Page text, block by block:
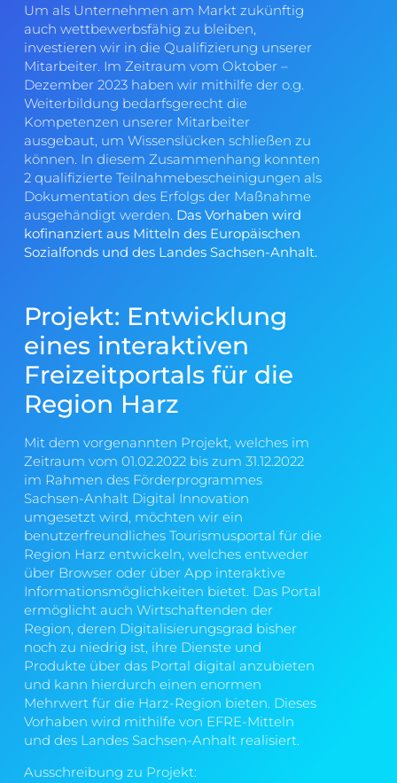
Um als Unternehmen am Markt zukünftig
auch wettbewerbsfähig zu bleiben,
investieren wir in die Qualifizierung unserer
Mitarbeiter. Im Zeitraum vom Oktober –
Dezember 2023 haben wir mithilfe der o.g.
Weiterbildung bedarfsgerecht die
Kompetenzen unserer Mitarbeiter
ausgebaut, um Wissenslücken schließen zu
können. In diesem Zusammenhang konnten
2 qualifizierte Teilnahmebescheinigungen als
Dokumentation des Erfolgs der Maßnahme
ausgehändigt werden. Das Vorhaben wird
kofinanziert aus Mitteln des Europäischen
Sozialfonds und des Landes Sachsen-Anhalt.
Projekt: Entwicklung
eines interaktiven
Freizeitportals für die
Region Harz
Mit dem vorgenannten Projekt, welches im
Zeitraum vom 01.02.2022 bis zum 31.12.2022
im Rahmen des Förderprogrammes
Sachsen-Anhalt Digital Innovation
umgesetzt wird, möchten wir ein
benutzerfreundliches Tourismusportal für die
Region Harz entwickeln, welches entweder
über Browser oder über App interaktive
Informationsmöglichkeiten bietet. Das Portal
ermöglicht auch Wirtschaftenden der
Region, deren Digitalisierungsgrad bisher
noch zu niedrig ist, ihre Dienste und
Produkte über das Portal digital anzubieten
und kann hierdurch einen enormen
Mehrwert für die Harz-Region bieten. Dieses
Vorhaben wird mithilfe von EFRE-Mitteln
und des Landes Sachsen-Anhalt realisiert.
Ausschreibung zu Projekt: